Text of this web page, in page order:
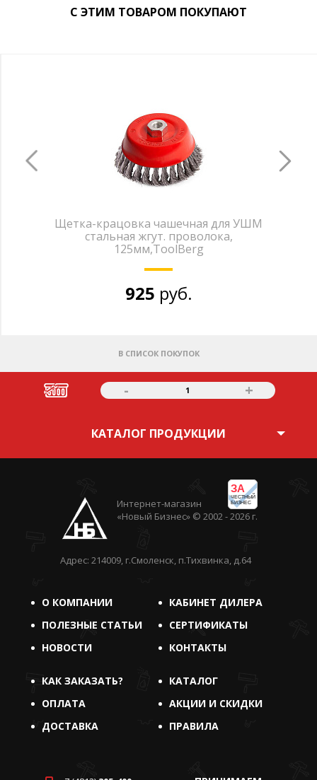
С ЭТИМ ТОВАРОМ ПОКУПАЮТ
Щетка-крацовка чашечная для УШМ
стальная жгут. проволока,
125мм,ToolBerg
925 руб.
В СПИСОК ПОКУПОК
- 1 +
КАТАЛОГ ПРОДУКЦИИ
ЗА
ЧЕСТНЫЙ
БИЗНЕС
Интернет-магазин
«Новый Бизнес» © 2002 - 2026 г.
Адрес: 214009, г.Смоленск, п.Тихвинка, д.64
О КОМПАНИИ
КАБИНЕТ ДИЛЕРА
ПОЛЕЗНЫЕ СТАТЬИ
СЕРТИФИКАТЫ
НОВОСТИ
КОНТАКТЫ
КАК ЗАКАЗАТЬ?
КАТАЛОГ
ОПЛАТА
АКЦИИ И СКИДКИ
ДОСТАВКА
ПРАВИЛА